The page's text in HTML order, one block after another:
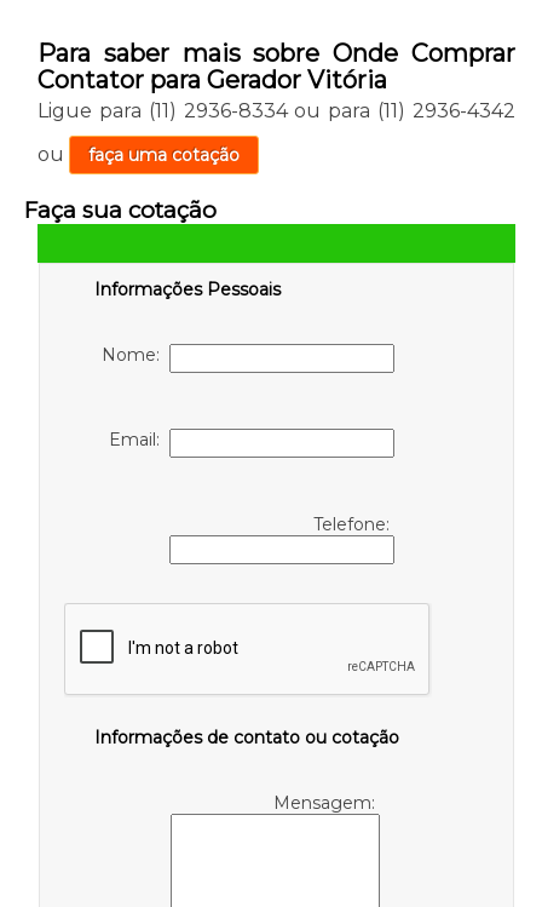
Para saber mais sobre Onde Comprar
Contator para Gerador Vitória
Ligue para (11) 2936-8334ou para (11) 2936-4342
ou
faça uma cotação
Faça sua cotação
Informações Pessoais
Nome:
Email:
Telefone:
Informações de contato ou cotação
Mensagem: